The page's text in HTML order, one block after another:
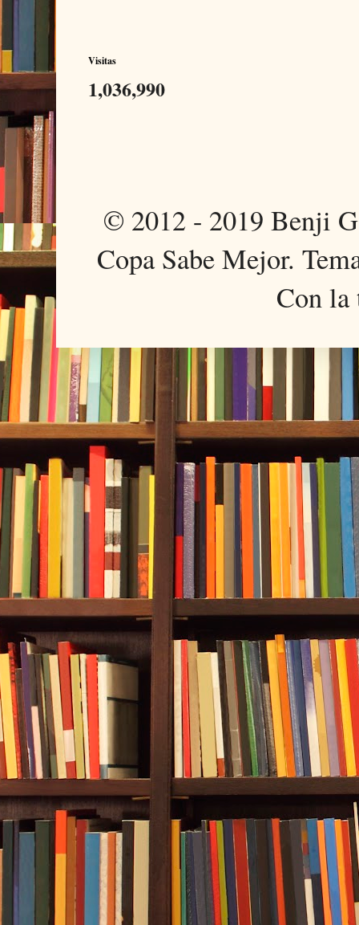
Visitas
1,036,990
© 2012 - 2019 Benji
Copa Sabe Mejor.
Con